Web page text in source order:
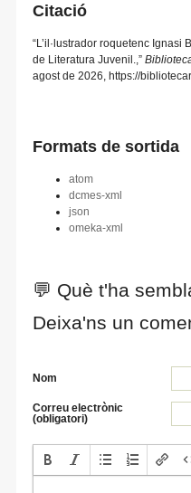
Citació
“L’il·lustrador roquetenc Ignasi
de Literatura Juvenil.,”
agost de 2026, https://
Formats de sortida
atom
dcmes-xml
json
omeka-xml
💬 Què t'ha
Deixa'ns un
Nom
Correu electrònic
(obligatori)